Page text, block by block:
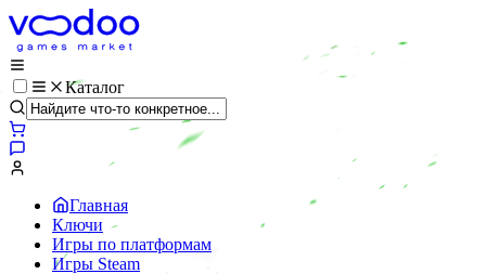
Каталог
Главная
Ключи
Игры по платформам
Игры Steam